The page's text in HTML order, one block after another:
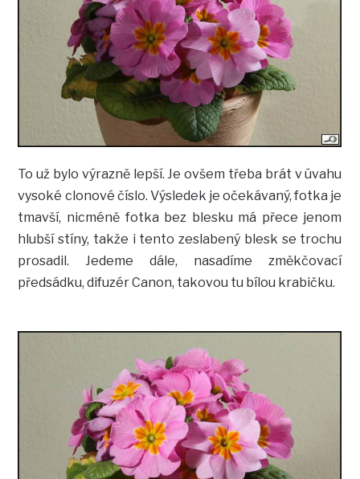
To už bylo výrazně lepší. Je ovšem třeba brát v úvahu
vysoké clonové číslo. Výsledek je očekávaný, fotka je
tmavší, nicméně fotka bez blesku má přece jenom
hlubší stíny, takže i tento zeslabený blesk se trochu
prosadil. Jedeme dále, nasadíme změkčovací
předsádku, difuzér Canon, takovou tu bílou krabičku.